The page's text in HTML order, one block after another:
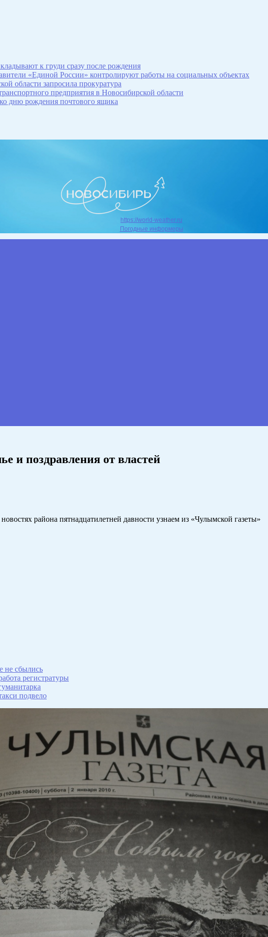
к груди сразу после рождения
«Единой России» контролируют работы на социальных объектах
области запросила прокуратура
предприятия в Новосибирской области
дню рождения почтового ящика
https://world-weather.ru
Погодные информеры
и поздравления от властей
района пятнадцатилетней давности узнаем из «Чулымской газеты»
не сбылись
регистратуры
подвело